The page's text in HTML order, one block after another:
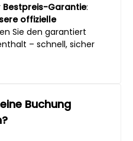
Bestpreis-Garantie:
offizielle
Sie den garantiert
– schnell, sicher
Buchung